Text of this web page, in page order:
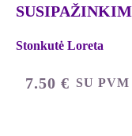
Stonkutė Loreta
7.50 € SU PVM